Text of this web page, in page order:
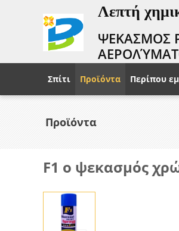
Λεπτή
ΨΕΚΑΣΜΟΣ
Σπίτι Προϊόντα Περίπου
Προϊόντα
F1 ο ψεκασμός